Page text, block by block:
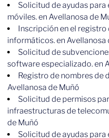
Solicitud de ayudas
móviles. en Avellanosa de
Inscripción en el
informáticos. en Avellanosa
Solicitud de
software especializado. en
Registro de nombres de
Avellanosa de Muñó
Solicitud de permisos
infraestructuras de
de Muñó
Solicitud de ayudas